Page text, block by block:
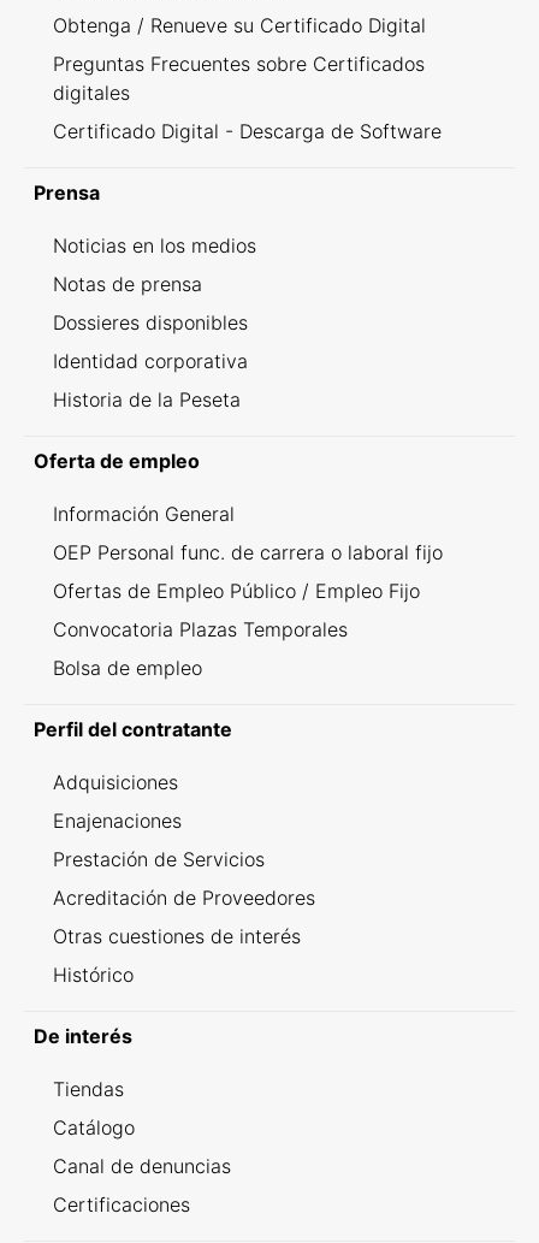
Obtenga / Renueve su Certificado Digital
Preguntas Frecuentes sobre Certificados
digitales
Certificado Digital - Descarga de Software
Prensa
Noticias en los medios
Notas de prensa
Dossieres disponibles
Identidad corporativa
Historia de la Peseta
Oferta de empleo
Información General
OEP Personal func. de carrera o laboral fijo
Ofertas de Empleo Público / Empleo Fijo
Convocatoria Plazas Temporales
Bolsa de empleo
Perfil del contratante
Adquisiciones
Enajenaciones
Prestación de Servicios
Acreditación de Proveedores
Otras cuestiones de interés
Histórico
De interés
Tiendas
Catálogo
Canal de denuncias
Certificaciones